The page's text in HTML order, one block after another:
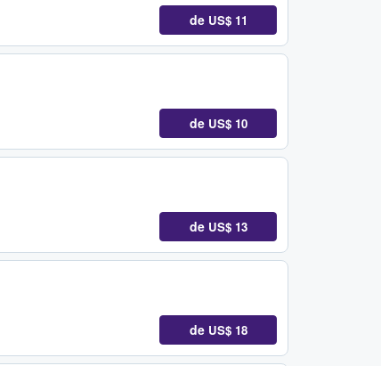
de US$ 11
de US$ 10
de US$ 13
de US$ 18